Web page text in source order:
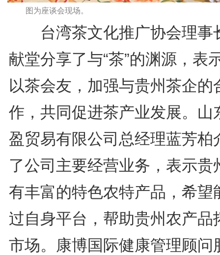
图为座谈会现场。
台湾茶文化推广协会理事
献堂分享了与“茶”的渊源，表
以茶会友，加强与贵州茶企的
作，共同促进茶产业发展。山
盈贸易有限公司总经理蓝芳柏
了公司主要经营业务，表示贵
有丰富的特色农特产品，希望
过自身平台，帮助贵州农产品
市场。康博国际健康管理顾问